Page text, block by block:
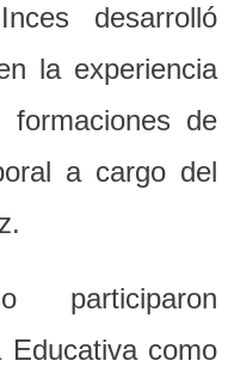
desarrolló
la experiencia
de
a cargo del
participaron
Educativa como